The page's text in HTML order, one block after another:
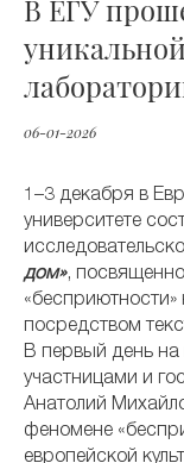
В ЕГУ
06-01-2026
1–3 декабря в
университете
дом»,
«бесприютности»
посредством
В первый день на
участницами и
Анатолий
феномене
европейской